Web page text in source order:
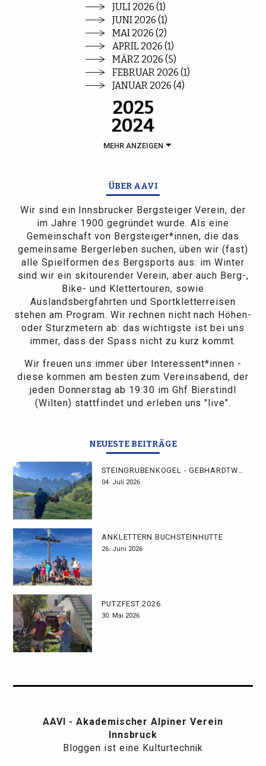
JULI 2026 (1)
JUNI 2026 (1)
MAI 2026 (2)
APRIL 2026 (1)
MÄRZ 2026 (5)
FEBRUAR 2026 (1)
JANUAR 2026 (4)
2025
2024
MEHR ANZEIGEN
ÜBER AAVI
Wir sind ein Innsbrucker Bergsteiger Verein, der
im Jahre 1900 gegründet wurde. Als eine
Gemeinschaft von Bergsteiger*innen, die das
gemeinsame Bergerleben suchen, üben wir (fast)
alle Spielformen des Bergsports aus: im Winter
sind wir ein skitourender Verein, aber auch Berg-,
Bike- und Klettertouren, sowie
Auslandsbergfahrten und Sportkletterreisen
stehen am Program. Wir rechnen nicht nach Höhen-
oder Sturzmetern ab: das wichtigste ist bei uns
immer, dass der Spass nicht zu kurz kommt.
Wir freuen uns immer über Interessent*innen -
diese kommen am besten zum Vereinsabend, der
jeden Donnerstag ab 19:30 im Ghf Bierstindl
(Wilten) stattfindet und erleben uns "live".
NEUESTE BEITRÄGE
STEINGRUBENKOGEL - GEBHARDTWEG
04. Juli 2026
ANKLETTERN BUCHSTEINHÜTTE
26. Juni 2026
PUTZFEST 2026
30. Mai 2026
AAVI - Akademischer Alpiner Verein
Innsbruck
Bloggen ist eine Kulturtechnik